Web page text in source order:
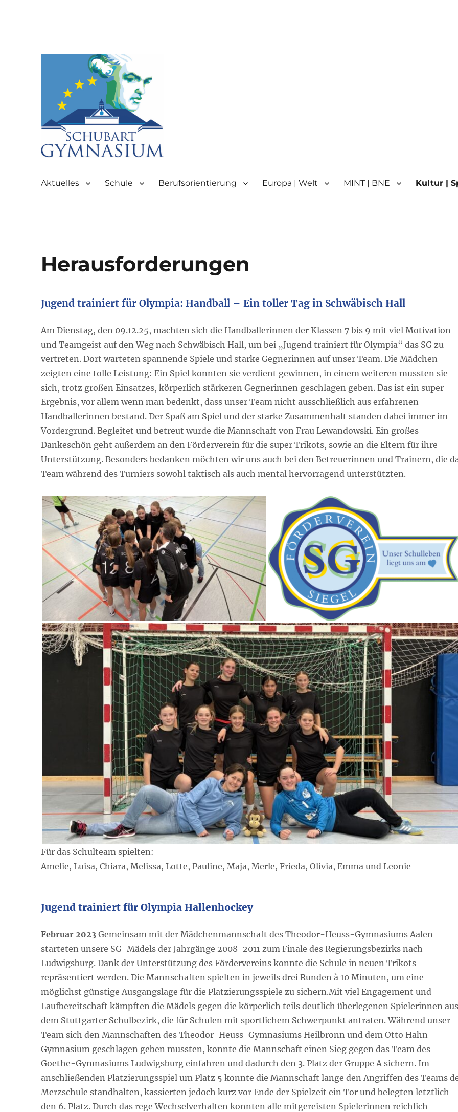
Aalen
Aktuelles Schule Berufsorientierung Europa | Welt MINT | BNE Kultur |
Herausforderungen
Jugend trainiert für Olympia: Handball – Ein toller Tag in Schwäbisch Hall
AmDienstag, den 09.12.25, machten sich die Handballerinnen der Klassen 7 bis 9 mit viel Motivation
und Teamgeist auf den Weg nach Schwäbisch Hall, um bei „Jugend trainiert für Olympia“ das SG zu
vertreten. Dort warteten spannende Spiele und starke Gegnerinnen auf unser Team. Die Mädchen
zeigten eine tolle Leistung: Ein Spiel konnten sie verdient gewinnen, in einem weiteren mussten sie
sich, trotz großen Einsatzes, körperlich stärkeren Gegnerinnen geschlagen geben. Das ist ein super
Ergebnis, vor allem wenn man bedenkt, dass unser Team nicht ausschließlich aus erfahrenen
Handballerinnen bestand. Der Spaß am Spiel und der starke Zusammenhalt standen dabei immer im
Vordergrund. Begleitet und betreut wurde die Mannschaft von Frau Lewandowski. Ein großes
Dankeschön geht außerdem an den Förderverein für die super Trikots, sowie an die Eltern für ihre
Unterstützung. Besonders bedanken möchten wir uns auch bei den Betreuerinnen und Trainern, die
Team während des Turniers sowohl taktisch als auch mental hervorragend unterstützten.
Für das Schulteam spielten:
Amelie, Luisa, Chiara, Melissa, Lotte, Pauline, Maja, Merle, Frieda, Olivia, Emma und Leonie
Jugend trainiert für Olympia Hallenhockey
Februar 2023 Gemeinsam mit der Mädchenmannschaft des Theodor-Heuss-Gymnasiums Aalen
starteten unsere SG-Mädels der Jahrgänge 2008-2011 zum Finale des Regierungsbezirks nach
Ludwigsburg. Dank der Unterstützung des Fördervereins konnte die Schule in neuen Trikots
repräsentiert werden. Die Mannschaften spielten in jeweils drei Runden à 10 Minuten, um eine
möglichst günstige Ausgangslage für die Platzierungsspiele zu sichern.Mit viel Engagement und
Laufbereitschaft kämpften die Mädels gegen die körperlich teils deutlich überlegenen Spielerinnen
dem Stuttgarter Schulbezirk, die für Schulen mit sportlichem Schwerpunkt antraten. Während unser
Team sich den Mannschaften des Theodor-Heuss-Gymnasiums Heilbronn und dem Otto Hahn
Gymnasium geschlagen geben mussten, konnte die Mannschaft einen Sieg gegen das Team des
Goethe-Gymnasiums Ludwigsburg einfahren und dadurch den 3. Platz der Gruppe A sichern. Im
anschließenden Platzierungsspiel um Platz 5 konnte die Mannschaft lange den Angriffen des Teams
Merzschule standhalten, kassierten jedoch kurz vor Ende der Spielzeit ein Tor und belegten letztlich
den 6. Platz. Durch das rege Wechselverhalten konnten alle mitgereisten Spielerinnen reichlich